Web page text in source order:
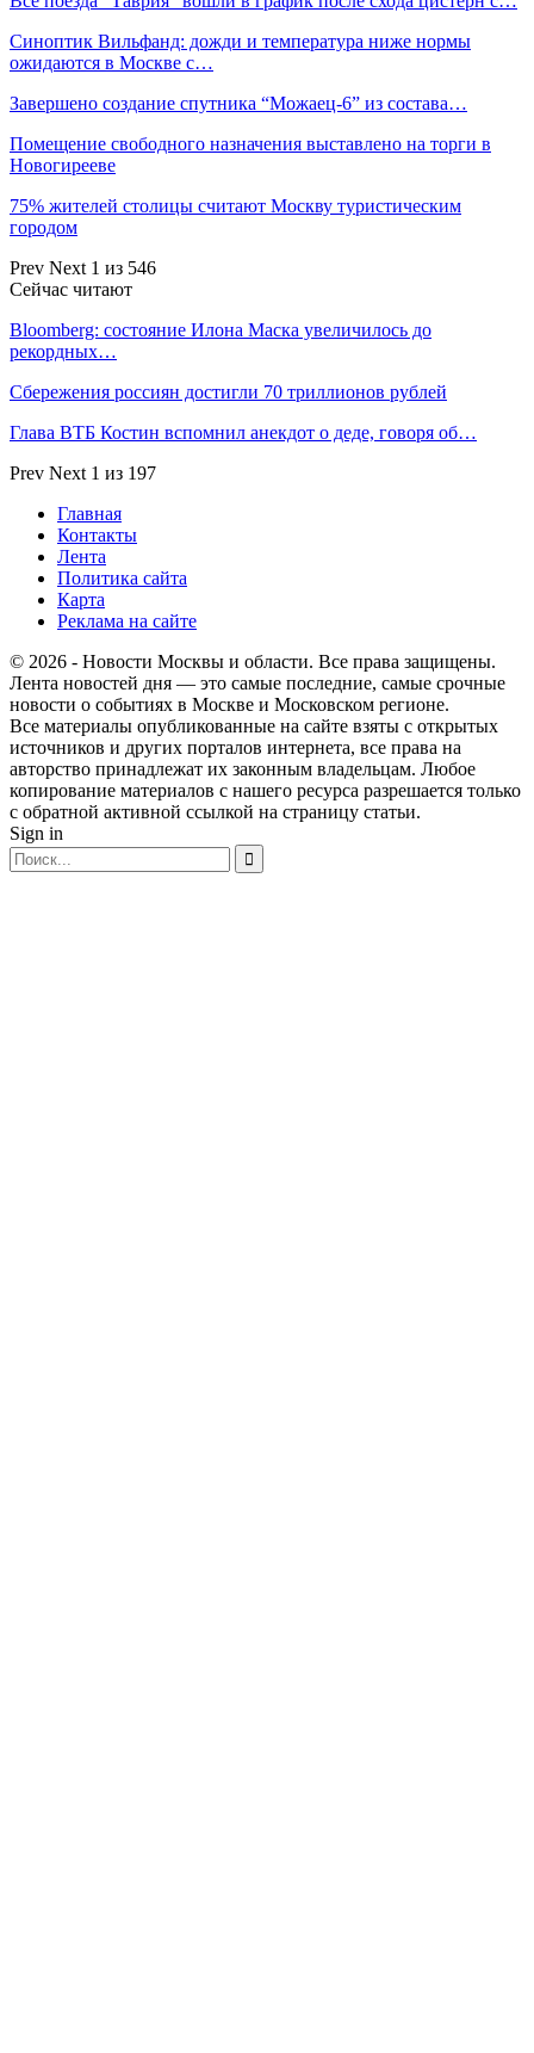
Синоптик Вильфанд: дожди и температура ниже нормы
ожидаются в Москве с…
Завершено создание спутника “Можаец-6” из состава…
Помещение свободного назначения выставлено на торги в
Новогирееве
75% жителей столицы считают Москву туристическим
городом
Prev Next 1 из 546
Сейчас читают
Bloomberg: состояние Илона Маска увеличилось до
рекордных…
Сбережения россиян достигли 70 триллионов рублей
Глава ВТБ Костин вспомнил анекдот о деде, говоря об…
Prev Next 1 из 197
Главная
Контакты
Лента
Политика сайта
Карта
Реклама на сайте
© 2026 - Новости Москвы и области. Все права защищены.
Лента новостей дня — это самые последние, самые срочные
новости о событиях в Москве и Московском регионе.
Все материалы опубликованные на сайте взяты с открытых
источников и других порталов интернета, все права на
авторство принадлежат их законным владельцам. Любое
копирование материалов с нашего ресурса разрешается только
с обратной активной ссылкой на страницу статьи.
Sign in